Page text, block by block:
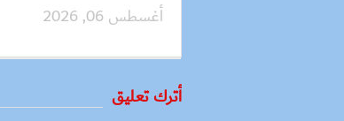
أغسطس 06, 2026
أترك تعليق